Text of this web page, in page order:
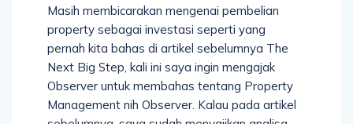
Masih membicarakan mengenai pembelian
property sebagai investasi seperti yang
pernah kita bahas di artikel sebelumnya The
Next Big Step, kali ini saya ingin mengajak
Observer untuk membahas tentang Property
Management nih Observer. Kalau pada artikel